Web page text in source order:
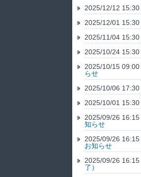
2025/12/12 15:30
2025/12/01 15:30
2025/11/04 15:30
2025/10/24 15:30
2025/10/15 09:00
らせ
2025/10/06 17:30
2025/10/01 15:30
2025/09/26 16:15
知らせ
2025/09/26 16:15
お知らせ
2025/09/26 16:15
了）